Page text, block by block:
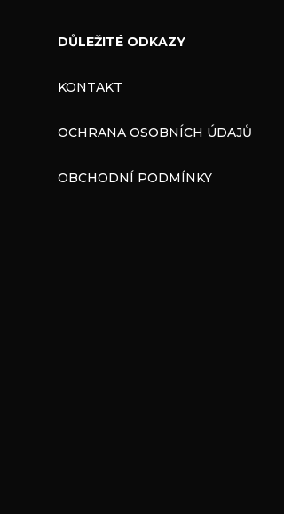
DŮLEŽITÉ ODKAZY
KONTAKT
OCHRANA OSOBNÍCH ÚDAJŮ
OBCHODNÍ PODMÍNKY